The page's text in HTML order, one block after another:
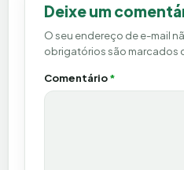
Deixe um
O seu endereço de e-mail
obrigatórios são marcados
Comentário*